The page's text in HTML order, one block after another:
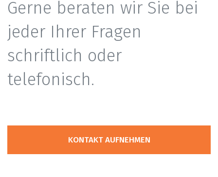
Gerne beraten wir Sie bei
jeder Ihrer Fragen
schriftlich oder
telefonisch.
KONTAKT AUFNEHMEN